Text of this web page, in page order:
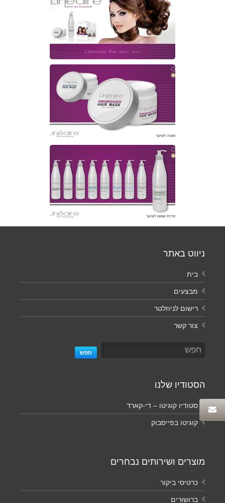
ניווט באתר
בית
מבצעים
רישום לניוזלטר
צור קשר
חפש
הסטודיו שלנו
סטודיו קוגיטו – די-קארד
קוגיטו בפייסבוק
מוצרים ושירותים נבחרים
כרטיסי ביקור
ברושורים